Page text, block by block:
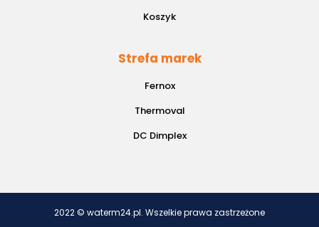
Koszyk
Strefa marek
Fernox
Thermoval
DC Dimplex
2022 © waterm24.pl. Wszelkie prawa zastrzeżone